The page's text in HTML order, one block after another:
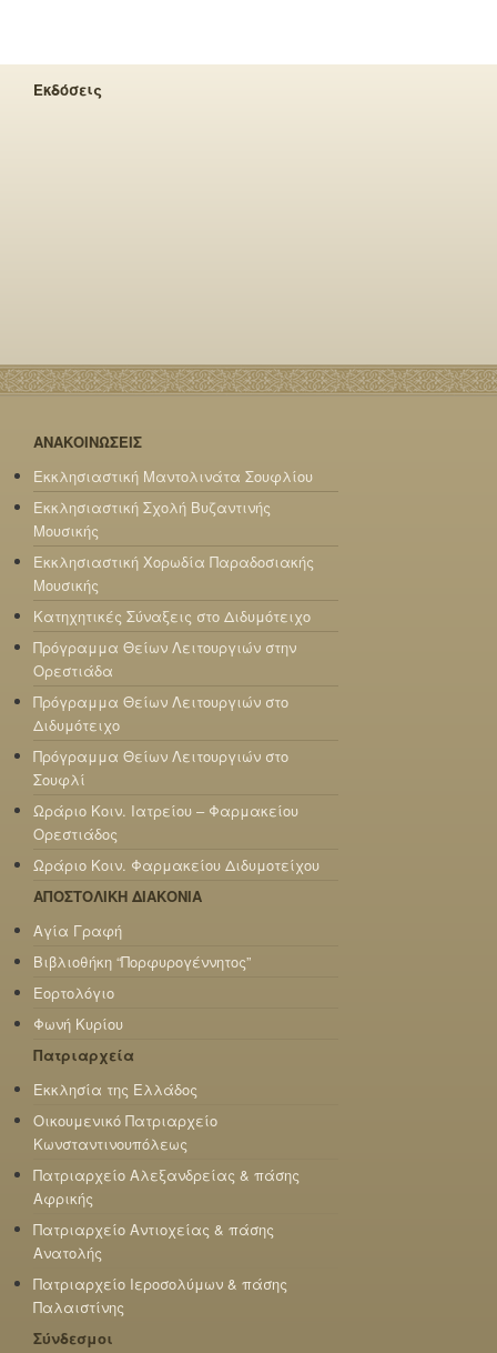
Εκδόσεις
ΑΝΑΚΟΙΝΩΣΕΙΣ
Εκκλησιαστική Μαντολινάτα Σουφλίου
Εκκλησιαστική Σχολή Βυζαντινής
Μουσικής
Εκκλησιαστική Χορωδία Παραδοσιακής
Μουσικής
Κατηχητικές Σύναξεις στο Διδυμότειχο
Πρόγραμμα Θείων Λειτουργιών στην
Ορεστιάδα
Πρόγραμμα Θείων Λειτουργιών στο
Διδυμότειχο
Πρόγραμμα Θείων Λειτουργιών στο
Σουφλί
Ωράριο Κοιν. Ιατρείου – Φαρμακείου
Ορεστιάδος
Ωράριο Κοιν. Φαρμακείου Διδυμοτείχου
ΑΠΟΣΤΟΛΙΚΗ ΔΙΑΚΟΝΙΑ
Αγία Γραφή
Βιβλιοθήκη “Πορφυρογέννητος”
Εορτολόγιο
Φωνή Κυρίου
Πατριαρχεία
Εκκλησία της Ελλάδος
Οικουμενικό Πατριαρχείο
Κωνσταντινουπόλεως
Πατριαρχείο Αλεξανδρείας & πάσης
Αφρικής
Πατριαρχείο Αντιοχείας & πάσης
Ανατολής
Πατριαρχείο Ιεροσολύμων & πάσης
Παλαιστίνης
Σύνδεσμοι